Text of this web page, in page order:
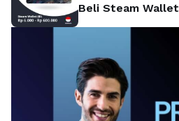
Beli Steam Wallet